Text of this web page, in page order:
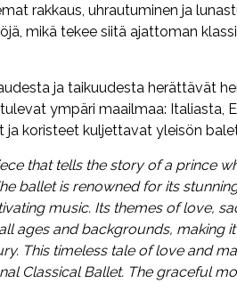
rakkaus, uhrautuminen ja
mikä tekee siitä ajattoman
ja taikuudesta herättävät
ympäri maailmaa: Italiasta,
ja koristeet kuljettavat yleisön
that tells the story of a prince
ballet is renowned for its
music. Its themes of love,
ages and backgrounds, making
This timeless tale of love and
Classical Ballet. The graceful